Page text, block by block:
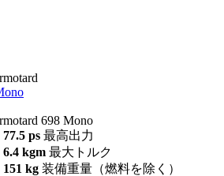
698 Mono
77.5 ps 最高出力
6.4 kgm 最大トルク
151 kg 装備重量（燃料を除く）